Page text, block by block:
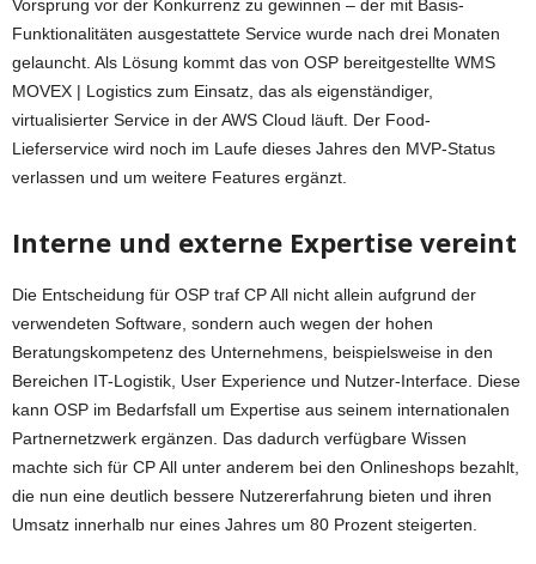
Vorsprung vor der Konkurrenz zu gewinnen – der mit Basis-
Funktionalitäten ausgestattete Service wurde nach drei Monaten
gelauncht. Als Lösung kommt das von OSP bereitgestellte WMS
MOVEX | Logistics zum Einsatz, das als eigenständiger,
virtualisierter Service in der AWS Cloud läuft. Der Food-
Lieferservice wird noch im Laufe dieses Jahres den MVP-Status
verlassen und um weitere Features ergänzt.
Interne und externe Expertise vereint
Die Entscheidung für OSP traf CP All nicht allein aufgrund der
verwendeten Software, sondern auch wegen der hohen
Beratungskompetenz des Unternehmens, beispielsweise in den
Bereichen IT-Logistik, User Experience und Nutzer-Interface. Diese
kann OSP im Bedarfsfall um Expertise aus seinem internationalen
Partnernetzwerk ergänzen. Das dadurch verfügbare Wissen
machte sich für CP All unter anderem bei den Onlineshops bezahlt,
die nun eine deutlich bessere Nutzererfahrung bieten und ihren
Umsatz innerhalb nur eines Jahres um 80 Prozent steigerten.